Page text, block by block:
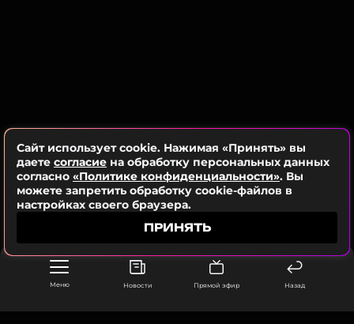
Меню Новости Прямой эфир Назад
Ранее мы писали о том, что Леонардо Ди Каприо
воссоединился с самой красивой женщиной
мира.
Фото: PageSix, соцсети Леонардо Ди Каприо
Читайте нас в Телеграме, чтобы
оставаться в курсе событий
ПОДПИСАТЬСЯ
Сайт использует cookie. Нажимая «Принять» вы
даете согласие на обработку персональных данных
согласно «Политике конфиденциальности». Вы
можете запретить обработку cookie-файлов в
настройках своего браузера.
ПРИНЯТЬ